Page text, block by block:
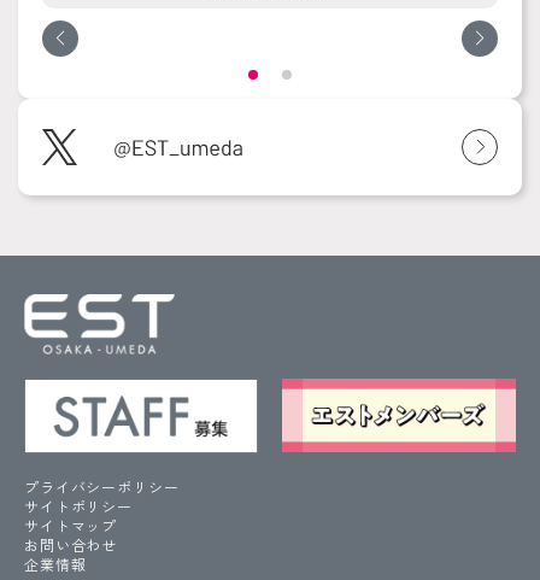
プライバシーポリシー
サイトポリシー
サイトマップ
お問い合わせ
企業情報